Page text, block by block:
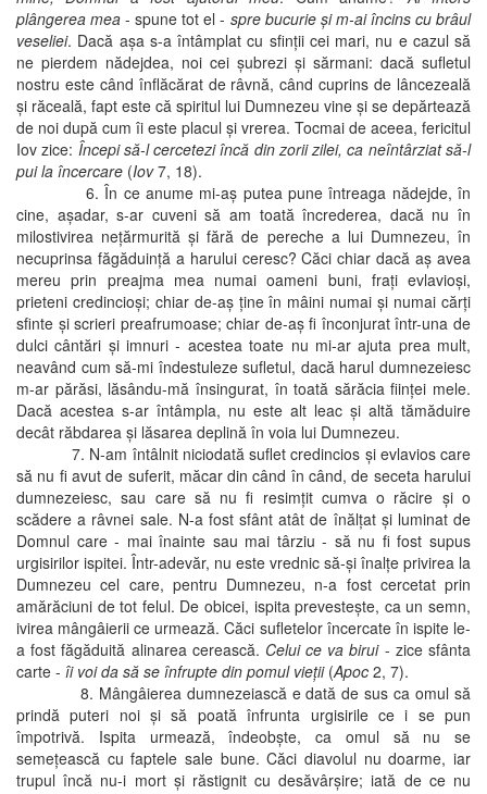
plângerea mea - spune tot el - spre bucurie şi m-ai încins cu brâul
veseliei. Dacă aşa s-a întâmplat cu sfinţii cei mari, nu e cazul să
ne pierdem nădejdea, noi cei şubrezi şi sărmani: dacă sufletul
nostru este când înflăcărat de râvnă, când cuprins de lâncezeală
şi răceală, fapt este că spiritul lui Dumnezeu vine şi se depărtează
de noi după cum îi este placul şi vrerea. Tocmai de aceea, fericitul
Iov zice: Începi să-l cercetezi încă din zorii zilei, ca neîntârziat să-l
pui la încercare (Iov7, 18).
6. În ce anume mi-aş putea pune întreaga nădejde, în
cine, aşadar, s-ar cuveni să am toată încrederea, dacă nu în
milostivirea neţărmurită şi fără de pereche a lui Dumnezeu, în
necuprinsa făgăduinţă a harului ceresc? Căci chiar dacă aş avea
mereu prin preajma mea numai oameni buni, fraţi evlavioşi,
prieteni credincioşi; chiar de-aş ţine în mâini numai şi numai cărţi
sfinte şi scrieri preafrumoase; chiar de-aş fi înconjurat într-una de
dulci cântări şi imnuri - acestea toate nu mi-ar ajuta prea mult,
neavând cum să-mi îndestuleze sufletul, dacă harul dumnezeiesc
m-ar părăsi, lăsându-mă însingurat, în toată sărăcia fiinţei mele.
Dacă acestea s-ar întâmpla, nu este alt leac şi altă tămăduire
decât răbdarea şi lăsarea deplină în voia lui Dumnezeu.
7. N-am întâlnit niciodată suflet credincios şi evlavios care
să nu fi avut de suferit, măcar din când în când, de seceta harului
dumnezeiesc, sau care să nu fi resimţit cumva o răcire şi o
scădere a râvnei sale. N-a fost sfânt atât de înălţat şi luminat de
Domnul care - mai înainte sau mai târziu - să nu fi fost supus
urgisirilor ispitei. Într-adevăr, nu este vrednic să-şi înalţe privirea la
Dumnezeu cel care, pentru Dumnezeu, n-a fost cercetat prin
amărăciuni de tot felul. De obicei, ispita prevesteşte, ca un semn,
ivirea mângâierii ce urmează. Căci sufletelor încercate în ispite le-
a fost făgăduită alinarea cerească. Celui ce va birui- zice sfânta
carte - îi voi da să se înfrupte din pomul vieţii(Apoc 2, 7).
8. Mângâierea dumnezeiască e dată de sus ca omul să
prindă puteri noi şi să poată înfrunta urgisirile ce i se pun
împotrivă. Ispita urmează, îndeobşte, ca omul să nu se
semeţească cu faptele sale bune. Căci diavolul nu doarme, iar
trupul încă nu-i mort şi răstignit cu desăvârşire; iată de ce nu